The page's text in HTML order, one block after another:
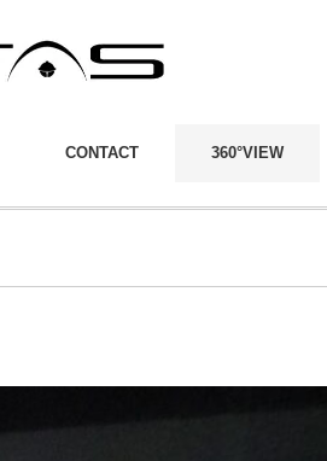
CONTACT 360°VIEW